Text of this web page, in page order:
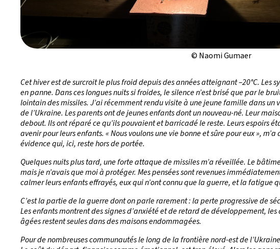
© Naomi Gumaer
Cet hiver est de surcroit le plus froid depuis des années atteignant –20°C. Les
en panne. Dans ces longues nuits si froides, le silence n’est brisé que par le
lointain des missiles. J’ai récemment rendu visite à une jeune famille dans
de l’Ukraine. Les parents ont de jeunes enfants dont un nouveau-né. Leur
debout. Ils ont réparé ce qu’ils pouvaient et barricadé le reste. Leurs espoirs
avenir pour leurs enfants. « Nous voulons une vie bonne et sûre pour eux »,
évidence qui, ici, reste hors de portée.
Quelques nuits plus tard, une forte attaque de missiles m’a réveillée. Le
mais je n’avais que moi à protéger. Mes pensées sont revenues
calmer leurs enfants effrayés, eux qui n’ont connu que la guerre, et la fatigue
C’est la partie de la guerre dont on parle rarement : la perte progressive de
Les enfants montrent des signes d’anxiété et de retard de développement,
âgées restent seules dans des maisons endommagées.
Pour de nombreuses communautés le long de la frontière nord-est de